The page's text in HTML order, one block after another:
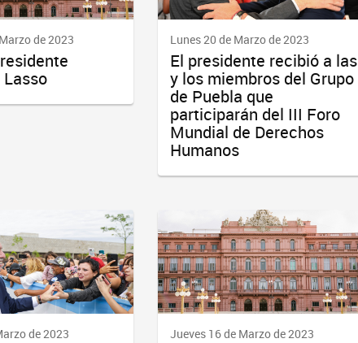
de 2023 Lunes 20 de Marzo de 2023
El presidente recibió a las
y los miembros del Grupo
de Puebla que
participarán del III Foro
Mundial de Derechos
Humanos
de 2023 Jueves 16 de Marzo de 2023